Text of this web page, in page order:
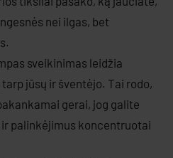
nei ilgas, bet
sveikinimas leidžia
jūsų ir šventėjo. Tai rodo,
gerai, jog galite
palinkėjimus koncentruotai